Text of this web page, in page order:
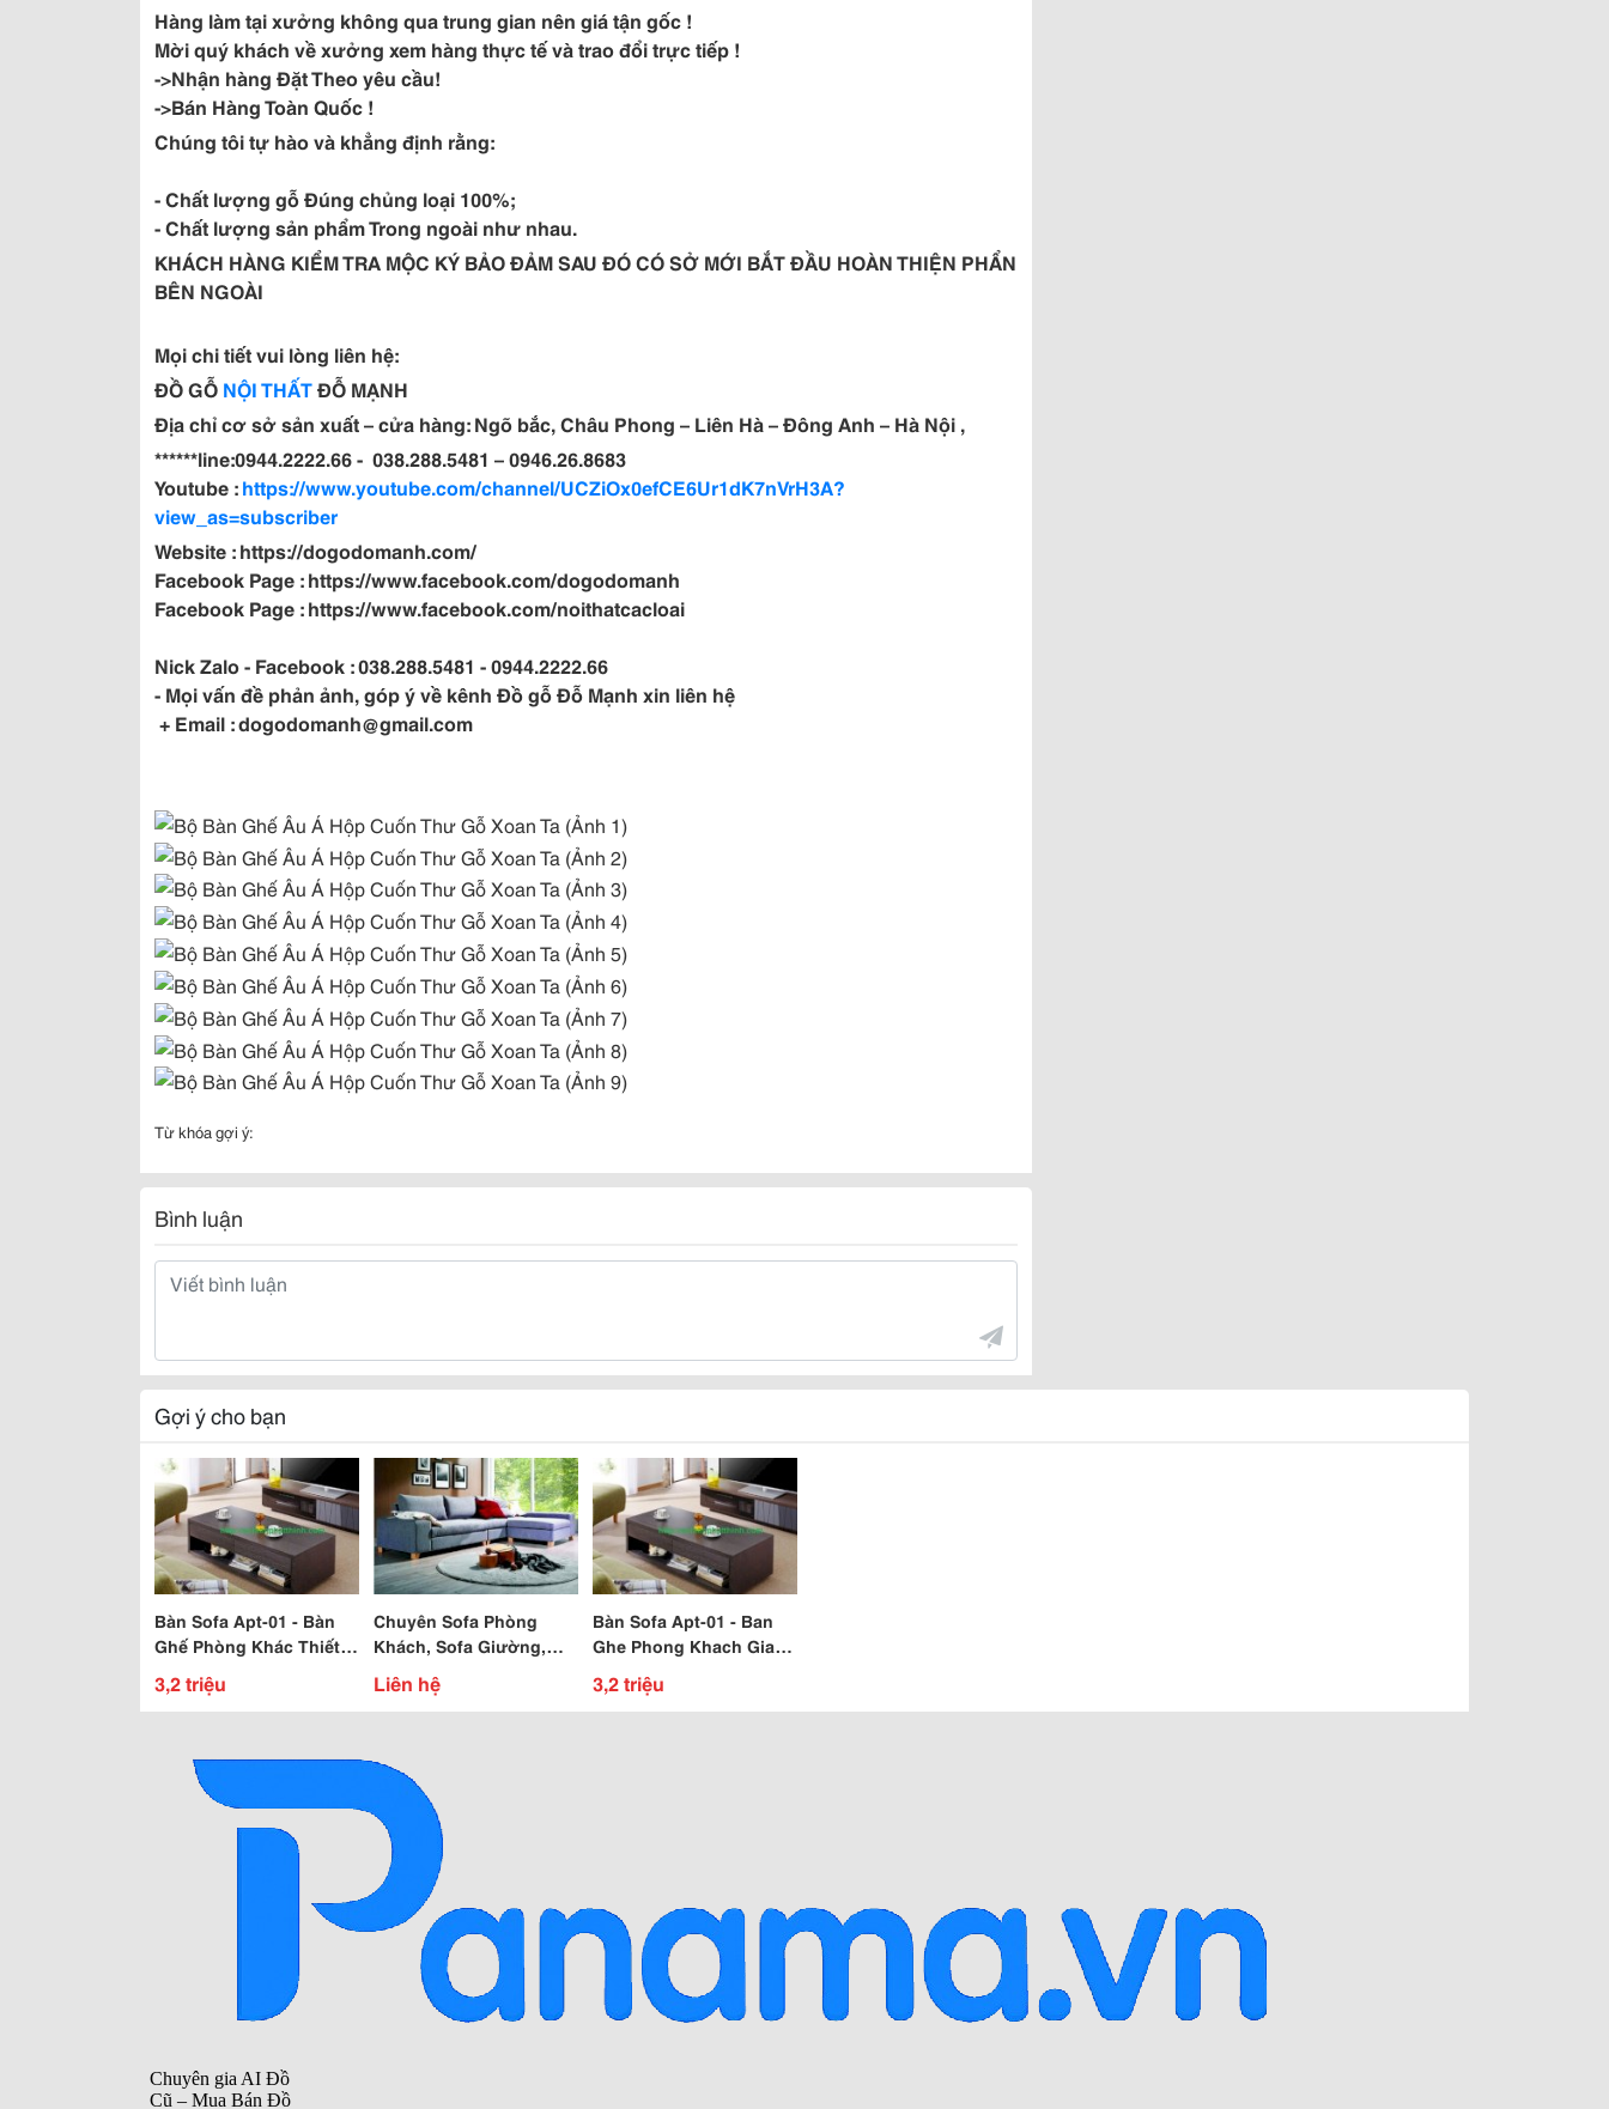
Hàng làm tại xưởng không qua trung gian nên giá tận gốc !
Mời quý khách về xưởng xem hàng thực tế và trao đổi trực tiếp !
->Nhận hàng Đặt Theo yêu cầu!
->Bán Hàng Toàn Quốc !
Chúng tôi tự hào và khẳng định rằng:
- Chất lượng gỗ Đúng chủng loại 100%;
- Chất lượng sản phẩm Trong ngoài như nhau.
KHÁCH HÀNG KIỂM TRA MỘC KÝ BẢO ĐẢM SAU ĐÓ CÓ SỞ MỚI BẮT ĐẦU HOÀN THIỆN PHẨN
BÊN NGOÀI
Mọi chi tiết vui lòng liên hệ:
ĐỒ GỖ NỘI THẤTĐỖ MẠNH
Địa chỉ cơ sở sản xuất – cửa hàng: Ngõ bắc, Châu Phong – Liên Hà – Đông Anh – Hà Nội ,
******line:0944.2222.66 - 038.288.5481 – 0946.26.8683
Youtube :https://www.youtube.com/channel/UCZiOx0efCE6Ur1dK7nVrH3A?
view_as=subscriber
Website : https://dogodomanh.com/
Facebook Page : https://www.facebook.com/dogodomanh
Facebook Page : https://www.facebook.com/noithatcacloai
Nick Zalo - Facebook : 038.288.5481 - 0944.2222.66
- Mọi vấn đề phản ảnh, góp ý về kênh Đồ gỗ Đỗ Mạnh xin liên hệ
+ Email : dogodomanh@gmail.com
Từ khóa gợi ý:
Bình luận
Gợi ý cho bạn
Bàn Sofa Apt-01 - Bàn
Ghế Phòng Khác Thiết
Kế Theo Yêu Cầu
3,2 triệu
Chuyên Sofa Phòng
Khách, Sofa Giường,
Sofa Giá Tốt, Sofa Nhà
Hàng
Liên hệ
Bàn Sofa Apt-01 - Ban
Ghe Phong Khach Gia
Tot Nhat Ho Chi Minh
3,2 triệu